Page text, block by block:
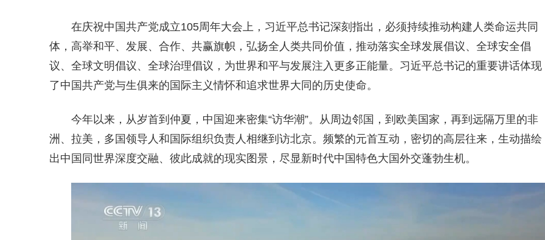
在庆祝中国共产党成立105周年大会上，习近平总书记深刻指出，必须持续推动构建人类命运共同
体，高举和平、发展、合作、共赢旗帜，弘扬全人类共同价值，推动落实全球发展倡议、全球安全倡
议、全球文明倡议、全球治理倡议，为世界和平与发展注入更多正能量。习近平总书记的重要讲话体现
了中国共产党与生俱来的国际主义情怀和追求世界大同的历史使命。
今年以来，从岁首到仲夏，中国迎来密集“访华潮”。从周边邻国，到欧美国家，再到远隔万里的非
洲、拉美，多国领导人和国际组织负责人相继到访北京。频繁的元首互动，密切的高层往来，生动描绘
出中国同世界深度交融、彼此成就的现实图景，尽显新时代中国特色大国外交蓬勃生机。